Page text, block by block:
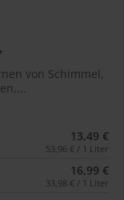
von Schimmel,
13,49 €
53,96 € / 1 Liter
16,99 €
33,98 € / 1 Liter